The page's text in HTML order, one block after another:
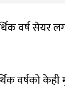
वर्ष सेयर
केही